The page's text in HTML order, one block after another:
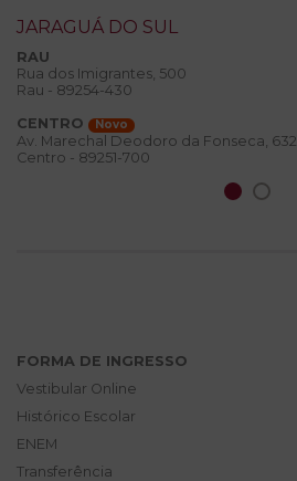
JARAGUÁ DO SUL
RAU
Rua dos Imigrantes, 500
Rau - 89254-430
CENTRO
Novo
Av. Marechal Deodoro da Fonseca, 632
Centro - 89251-700
FORMA DE INGRESSO
Vestibular Online
Histórico Escolar
ENEM
Transferência